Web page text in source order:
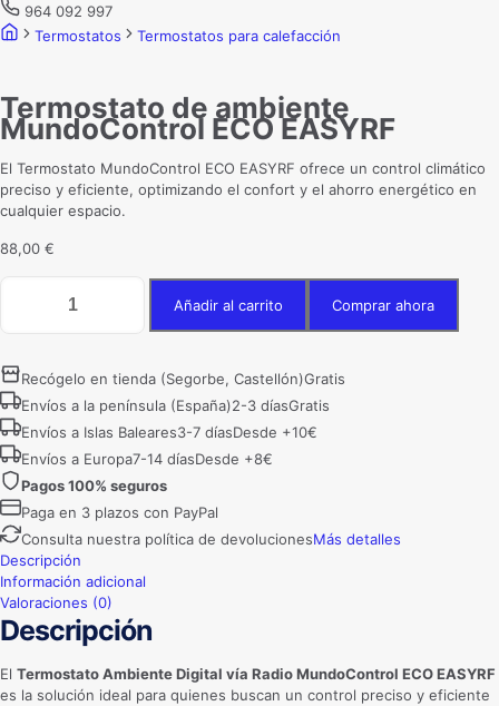
964 092 997
Termostatos
Termostatos para calefacción
Termostato de ambiente
MundoControl ECO EASYRF
El Termostato MundoControl ECO EASYRF ofrece un control climático
preciso y eficiente, optimizando el confort y el ahorro energético en
cualquier espacio.
88,00 €
ambiente
ECO
EASYRF
cantidad
Añadir al carrito Comprar ahora
Recógelo en tienda (Segorbe, Castellón)Gratis
Envíos a la península (España)2-3 díasGratis
Envíos a Islas Baleares3-7 díasDesde +10€
Envíos a Europa7-14 díasDesde +8€
Pagos 100% seguros
Paga en 3 plazos con PayPal
Consulta nuestra política de devolucionesMás detalles
Descripción
Información adicional
Valoraciones (0)
Descripción
El Termostato Ambiente Digital vía Radio MundoControl ECO EASYRF
es la solución ideal para quienes buscan un control preciso y eficiente